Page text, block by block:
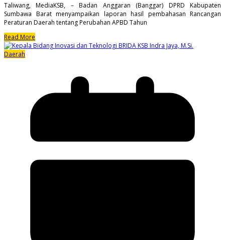
Taliwang, MediaKSB, – Badan Anggaran (Banggar) DPRD Kabupaten
Sumbawa Barat menyampaikan laporan hasil pembahasan Rancangan
Peraturan Daerah tentang Perubahan APBD Tahun
Read More
Daerah